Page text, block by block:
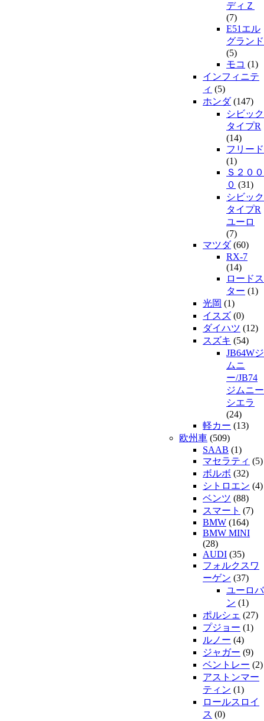
ディＺ
(7)
E51エル
グランド
(5)
モコ (1)
インフィニテ
ィ (5)
ホンダ(147)
シビック
タイプR
(14)
フリード
(1)
Ｓ２００
０ (31)
シビック
タイプR
ユーロ
(7)
マツダ(60)
RX-7
(14)
ロードス
ター (1)
光岡 (1)
イスズ (0)
ダイハツ (12)
スズキ (54)
JB64Wジ
ムニ
ー/JB74
ジムニー
シエラ
(24)
軽カー (13)
欧州車 (509)
SAAB (1)
マセラティ (5)
ボルボ (32)
シトロエン (4)
ベンツ (88)
スマート (7)
BMW (164)
BMW MINI
(28)
AUDI (35)
フォルクスワ
ーゲン (37)
ユーロバ
ン (1)
ポルシェ (27)
プジョー (1)
ルノー (4)
ジャガー (9)
ベントレー (2)
アストンマー
ティン (1)
ロールスロイ
ス (0)